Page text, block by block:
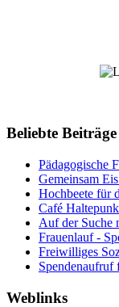
Beliebte Beiträge
Pädagogische
Gemeinsam
Hochbeete für
Café
Auf der Suche
Frauenlauf -
Freiwilliges
Spendenaufruf
Weblinks